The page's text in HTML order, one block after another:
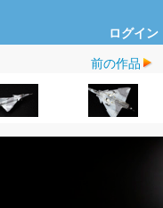
ログイン
前の作品